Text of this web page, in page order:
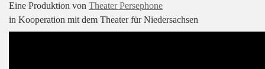
Eine Produktion von Theater Persephone
in Kooperation mit dem Theater für Niedersachsen